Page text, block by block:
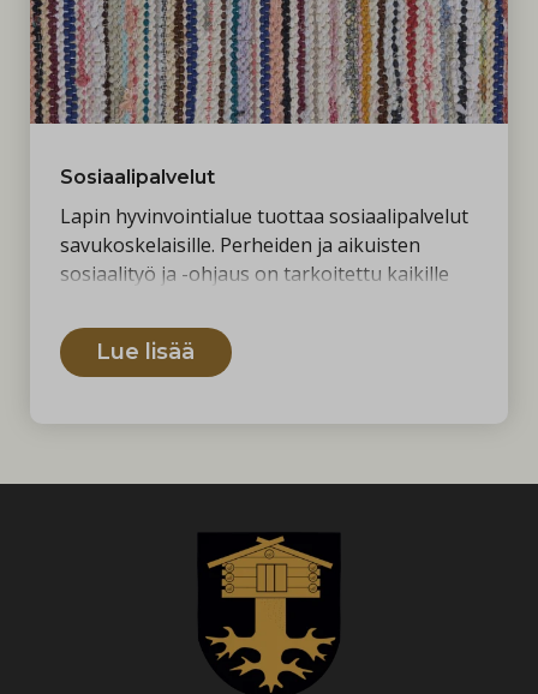
Sosiaalipalvelut
Lapin hyvinvointialue tuottaa sosiaalipalvelut
savukoskelaisille. Perheiden ja aikuisten
sosiaalityö ja -ohjaus on tarkoitettu kaikille
aikuisille.
Lue lisää